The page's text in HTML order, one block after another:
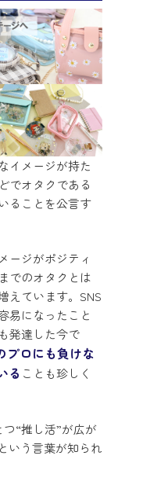
イメージが持た
でオタクである
ることを公言す
ージがポジティ
でのオタクとは
えています。SNS
易になったこと
発達した今で
プロにも負けな
る ことも珍しく
“推し活”が広が
いう言葉が知られ